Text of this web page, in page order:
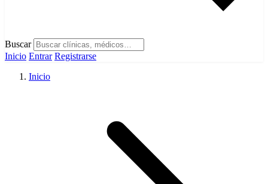
Buscar
Inicio Entrar Registrarse
Inicio